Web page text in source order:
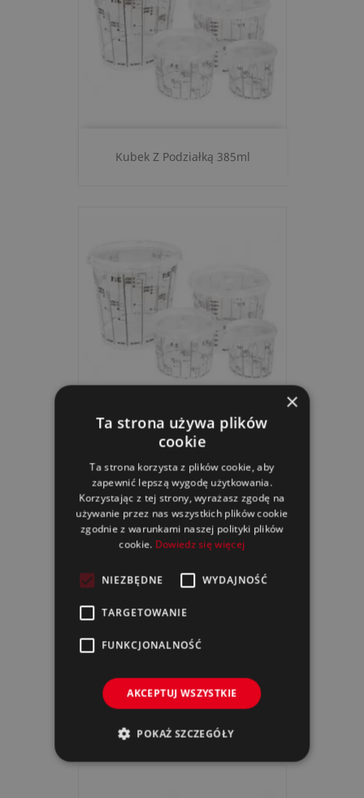
Kubek Z Podziałką 385ml
Kubek Z Podziałką 750ml
×
Ta strona używa plików
cookie
Ta strona korzysta z plików cookie, aby
zapewnić lepszą wygodę użytkowania.
Korzystając z tej strony, wyrażasz zgodę na
używanie przez nas wszystkich plików cookie
zgodnie z warunkami naszej polityki plików
cookie. Dowiedz się więcej
NIEZBĘDNE WYDAJNOŚĆ
TARGETOWANIE
FUNKCJONALNOŚĆ
AKCEPTUJ WSZYSTKIE
POKAŻ SZCZEGÓŁY